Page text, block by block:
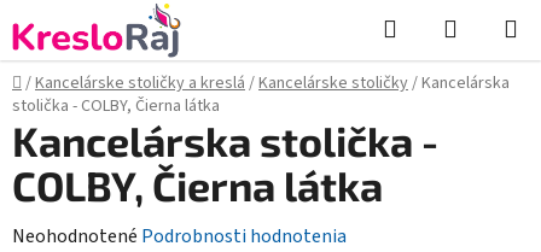
na
obsah
Hľadať
KOŠÍK
Domov
/Kancelárske stoličky a kreslá/Kancelárske stoličky/Kancelárska
stolička - COLBY, Čierna látka
Kancelárska stolička -
COLBY, Čierna látka
Priemerné
Neohodnotené Podrobnosti hodnotenia